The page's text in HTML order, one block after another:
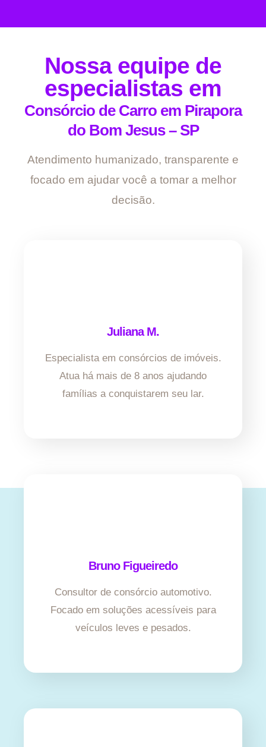
Nossa equipe de
especialistas em
Consórcio de Carro em Pirapora
do Bom Jesus – SP
Atendimento humanizado, transparente e
focado em ajudar você a tomar a melhor
decisão.
Juliana M.
Especialista em consórcios de imóveis.
Atua há mais de 8 anos ajudando
famílias a conquistarem seu lar.
Bruno Figueiredo
Consultor de consórcio automotivo.
Focado em soluções acessíveis para
veículos leves e pesados.